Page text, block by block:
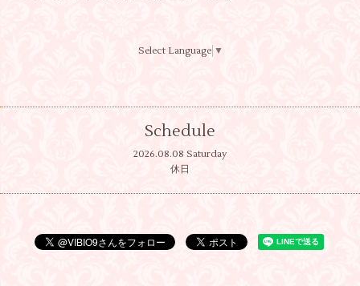
Select Language ▼
Schedule
2026.08.08 Saturday
休日